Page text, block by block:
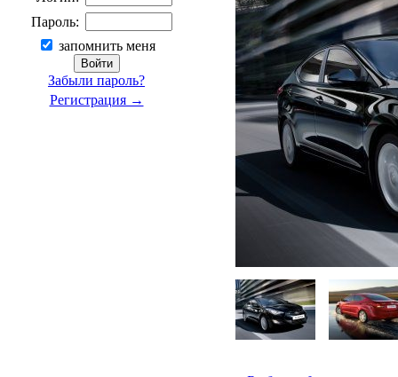
Пароль:
запомнить меня
Забыли пароль?
Регистрация →